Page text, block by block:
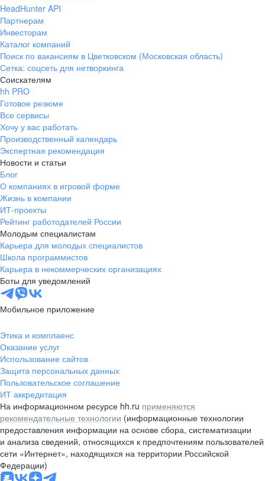
HeadHunter API
Партнерам
Инвесторам
Каталог компаний
Поиск по вакансиям в Цветковском (Московская область)
Сетка: соцсеть для нетворкинга
Соискателям
hh PRO
Готовое резюме
Все сервисы
Хочу у вас работать
Производственный календарь
Экспертная рекомендация
Новости и статьи
Блог
О компаниях в игровой форме
Жизнь в компании
ИТ-проекты
Рейтинг работодателей России
Молодым специалистам
Карьера для молодых специалистов
Школа программистов
Карьера в некоммерческих организациях
Боты для уведомлений
Мобильное приложение
Этика и комплаенс
Оказание услуг
Использование сайтов
Защита персональных данных
Пользовательское соглашение
ИТ аккредитация
На информационном ресурсе hh.ru применяются
рекомендательные технологии (информационные технологии
предоставления информации на основе сбора, систематизации
и анализа сведений, относящихся к предпочтениям пользователей
сети «Интернет», находящихся на территории Российской
Федерации)